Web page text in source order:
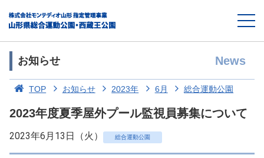
お知らせ News
TOP お知らせ 2023年 6月 総合運動公園
2023年度夏季屋外プール監視員募集について
2023年6月13日（火） 総合運動公園